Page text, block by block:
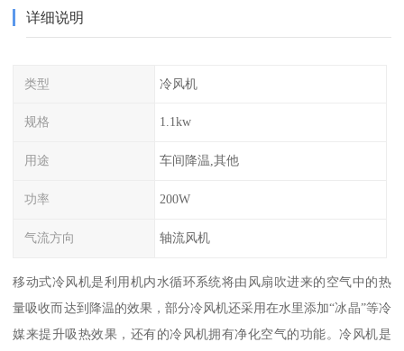
详细说明
类型 冷风机
规格 1.1kw
用途 车间降温,其他
功率 200W
气流方向 轴流风机
移动式冷风机是利用机内水循环系统将由风扇吹进来的空气中的热
量吸收而达到降温的效果，部分冷风机还采用在水里添加“冰晶”等冷
媒来提升吸热效果，还有的冷风机拥有净化空气的功能。冷风机是